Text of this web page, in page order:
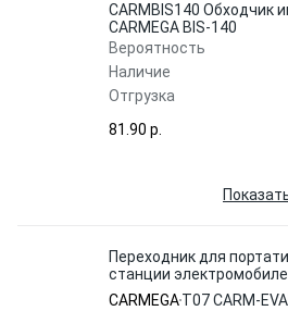
CARMBIS140 Обходчик
CARMEGA BIS-140
Вероятность
Наличие
Отгрузка
81.90 p.
Переходник для
станции
CARMEGA T07 CARM-
CARMEGAT07 CARM-